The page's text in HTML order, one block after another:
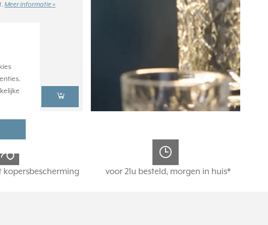
Meer informatie »
kopersbescherming voor 21u besteld, morgen in huis*